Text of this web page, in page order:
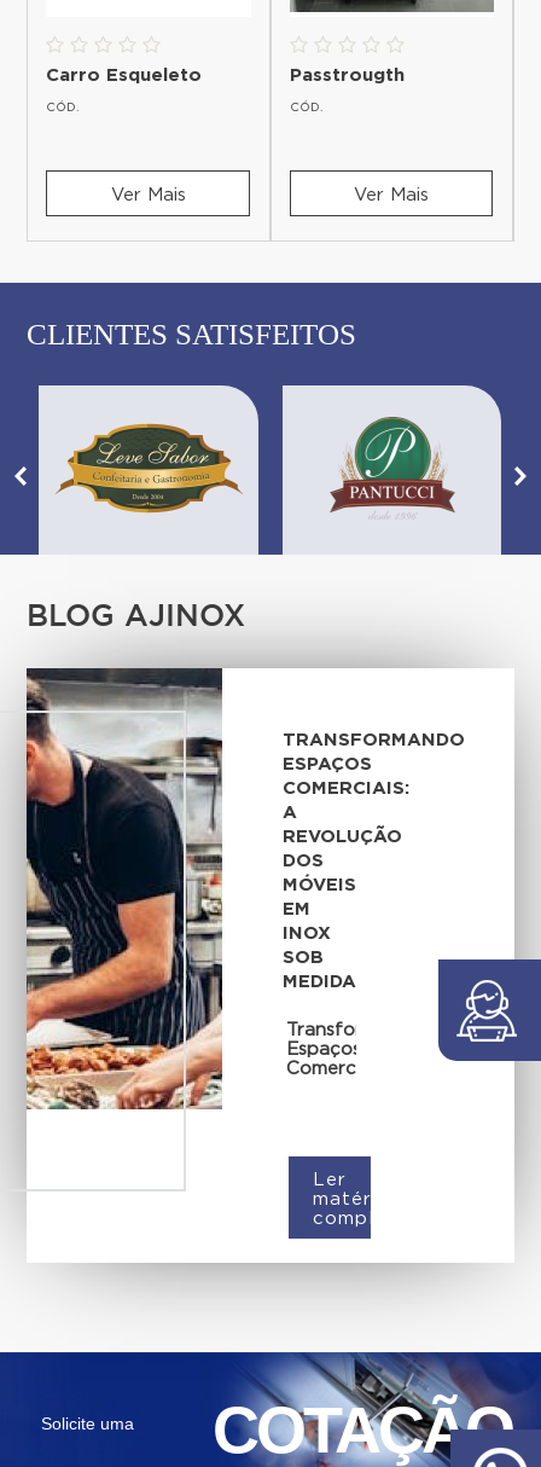
Carro Esqueleto
CÓD.
Ver Mais
Passtrougth
CÓD.
Ver Mais
CLIENTES SATISFEITOS
BLOG AJINOX
TRANSFORMANDO
ESPAÇOS
COMERCIAIS:
A
REVOLUÇÃO
DOS
MÓVEIS
EM
INOX
SOB
MEDIDA
Transformando
Espaços
Comerciais
Ler
matéria
completa
Solicite uma COTAÇÃO